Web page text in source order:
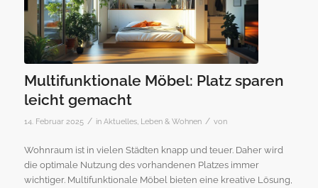
Multifunktionale Möbel: Platz sparen
leicht gemacht
14. Februar 2025 / in Aktuelles, Leben & Wohnen / von
Wohnraum ist in vielen Städten knapp und teuer. Daher wird
die optimale Nutzung des vorhandenen Platzes immer
wichtiger. Multifunktionale Möbel bieten eine kreative Lösung,